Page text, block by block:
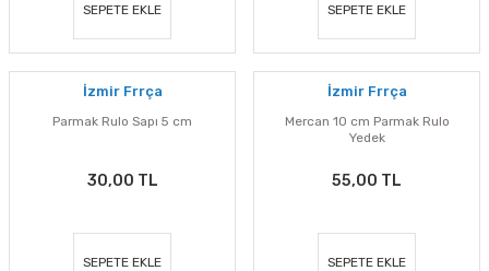
SEPETE EKLE SEPETE EKLE
İzmir Frrça
Parmak Rulo Sapı 5 cm
30,00 TL
SEPETE EKLE
İzmir Frrça
Mercan 10 cm Parmak Rulo
Yedek
55,00 TL
SEPETE EKLE